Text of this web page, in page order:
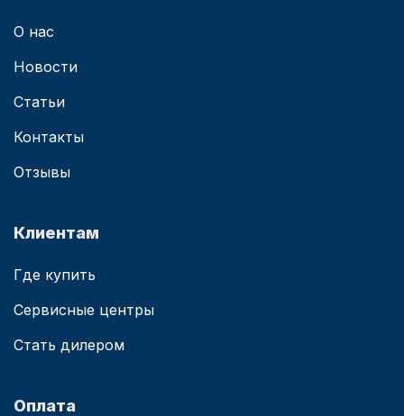
О нас
Новости
Статьи
Контакты
Отзывы
Клиентам
Где купить
Сервисные центры
Стать дилером
Оплата